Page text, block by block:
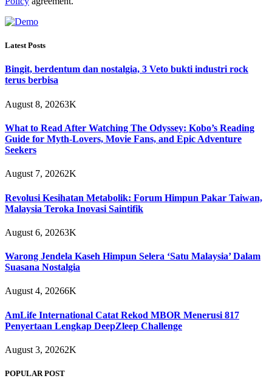
Latest Posts
Bingit, berdentum dan nostalgia, 3 Veto bukti industri rock
terus berbisa
August 8, 20263K
What to Read After Watching The Odyssey: Kobo’s Reading
Guide for Myth-Lovers, Movie Fans, and Epic Adventure
Seekers
August 7, 20262K
Revolusi Kesihatan Metabolik: Forum Himpun Pakar Taiwan,
Malaysia Teroka Inovasi Saintifik
August 6, 20263K
Warong Jendela Kaseh Himpun Selera ‘Satu Malaysia’ Dalam
Suasana Nostalgia
August 4, 20266K
AmLife International Catat Rekod MBOR Menerusi 817
Penyertaan Lengkap DeepZleep Challenge
August 3, 20262K
POPULAR POST